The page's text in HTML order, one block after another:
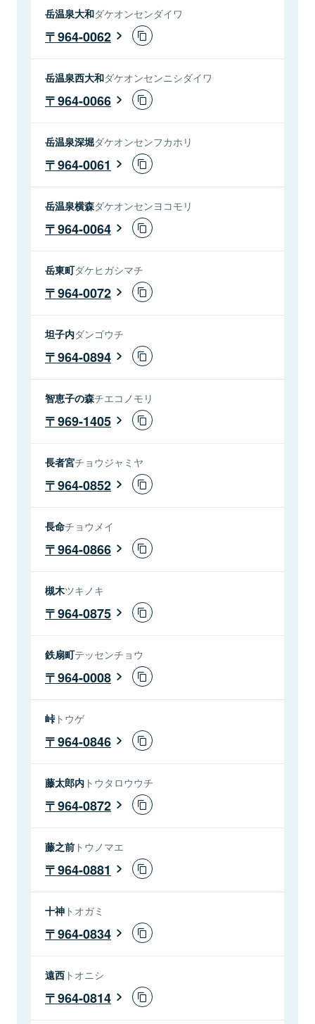
岳温泉大和ダケオンセンダイワ
964-0062
岳温泉西大和ダケオンセンニシダイワ
964-0066
岳温泉深堀ダケオンセンフカホリ
964-0061
岳温泉横森ダケオンセンヨコモリ
964-0064
岳東町ダケヒガシマチ
964-0072
坦子内ダンゴウチ
964-0894
智恵子の森チエコノモリ
969-1405
長者宮チョウジャミヤ
964-0852
長命チョウメイ
964-0866
槻木ツキノキ
964-0875
鉄扇町テッセンチョウ
964-0008
峠トウゲ
964-0846
藤太郎内 トウタロウウチ
964-0872
藤之前 トウノマエ
964-0881
十神 トオガミ
964-0834
遠西 トオニシ
964-0814